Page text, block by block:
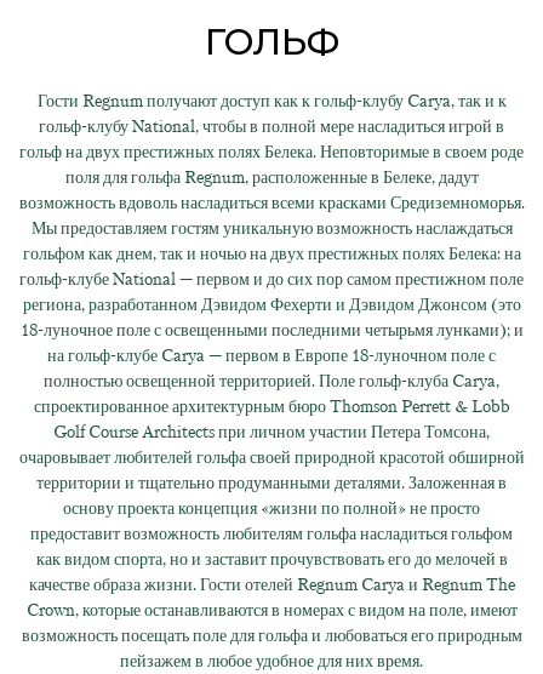
ГОЛЬФ
Гости Regnum получают доступ как к гольф-клубу Carya, так и к
гольф-клубу National, чтобы в полной мере насладиться игрой в
гольф на двух престижных полях Белека. Неповторимые в своем роде
поля для гольфа Regnum, расположенные в Белеке, дадут
возможность вдоволь насладиться всеми красками Средиземноморья.
Мы предоставляем гостям уникальную возможность наслаждаться
гольфом как днем, так и ночью на двух престижных полях Белека: на
гольф-клубе National — первом и до сих пор самом престижном поле
региона, разработанном Дэвидом Фехерти и Дэвидом Джонсом (это
18-луночное поле с освещенными последними четырьмя лунками); и
на гольф-клубе Carya — первом в Европе 18-луночном поле с
полностью освещенной территорией. Поле гольф-клуба Carya,
спроектированное архитектурным бюро Thomson Perrett & Lobb
Golf Course Architects при личном участии Петера Томсона,
очаровывает любителей гольфа своей природной красотой обширной
территории и тщательно продуманными деталями. Заложенная в
основу проекта концепция «жизни по полной» не просто
предоставит возможность любителям гольфа насладиться гольфом
как видом спорта, но и заставит прочувствовать его до мелочей в
качестве образа жизни. Гости отелей Regnum Carya и Regnum The
Crown, которые останавливаются в номерах с видом на поле, имеют
возможность посещать поле для гольфа и любоваться его природным
пейзажем в любое удобное для них время.